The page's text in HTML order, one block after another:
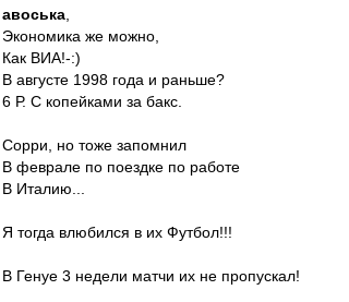
авоська
Экономика же можно,
Как ВИА!-:)
В августе 1998 года и раньше?
6 Р. С копейками за бакс.
Сорри, но тоже запомнил
В феврале по поездке по работе
В Италию...
Я тогда влюбился в их Футбол!!!
В Генуе 3 недели матчи их не пропускал!